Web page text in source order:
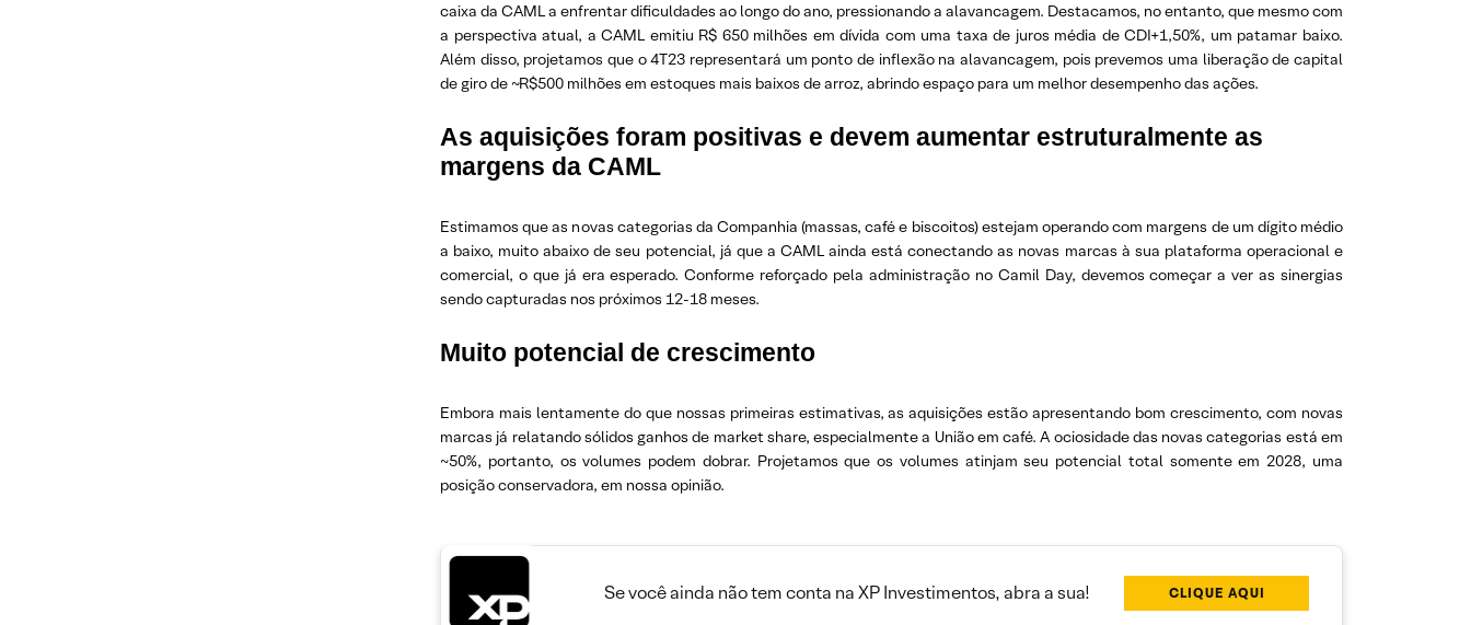
caixa da CAML a enfrentar dificuldades ao longo do ano, pressionando a alavancagem. Destacamos, no entanto, que mesmo com
a perspectiva atual, a CAML emitiu R$ 650 milhões em dívida com uma taxa de juros média de CDI+1,50%, um patamar baixo.
Além disso, projetamos que o 4T23 representará um ponto de inflexão na alavancagem, pois prevemos uma liberação de capital
de giro de ~R$500 milhões em estoques mais baixos de arroz, abrindo espaço para um melhor desempenho das ações.
As aquisições foram positivas e devem aumentar estruturalmente as
margens da CAML
Estimamos que as novas categorias da Companhia (massas, café e biscoitos) estejam operando com margens de um dígito médio
a baixo, muito abaixo de seu potencial, já que a CAML ainda está conectando as novas marcas à sua plataforma operacional e
comercial, o que já era esperado. Conforme reforçado pela administração no Camil Day, devemos começar a ver as sinergias
sendo capturadas nos próximos 12-18 meses.
Muito potencial de crescimento
Embora mais lentamente do que nossas primeiras estimativas, as aquisições estão apresentando bom crescimento, com novas
marcas já relatando sólidos ganhos de market share, especialmente a União em café. A ociosidade das novas categorias está em
~50%, portanto, os volumes podem dobrar. Projetamos que os volumes atinjam seu potencial total somente em 2028, uma
posição conservadora, em nossa opinião.
Se você ainda não tem conta na XP Investimentos, abra a sua! CLIQUE AQUI